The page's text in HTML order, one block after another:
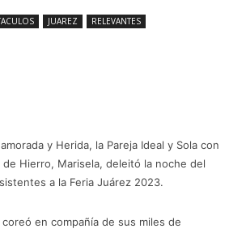
JUAREZ RELEVANTES
y Herida, la Pareja Ideal y Sola con
de Hierro, Marisela, deleitó la noche del
a la Feria Juárez 2023.
en compañía de sus miles de